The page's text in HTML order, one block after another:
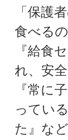
「保護
食べる
『給食
れ、安
『常に
ってい
た』な